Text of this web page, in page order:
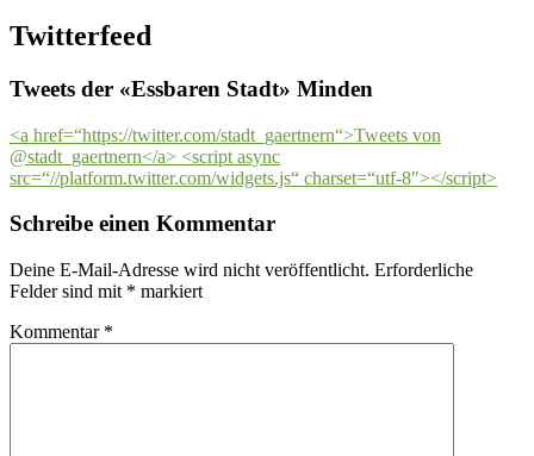
Twitterfeed
Tweets der «Essbaren Stadt» Minden
<a href=“https://twitter.com/stadt_gaertnern“>Tweets von
@stadt_gaertnern</a> <script async
src=“//platform.twitter.com/widgets.js“ charset=“utf-8″></script>
Schreibe einen Kommentar
Deine E-Mail-Adresse wird nicht veröffentlicht. Erforderliche
Felder sind mit * markiert
Kommentar *